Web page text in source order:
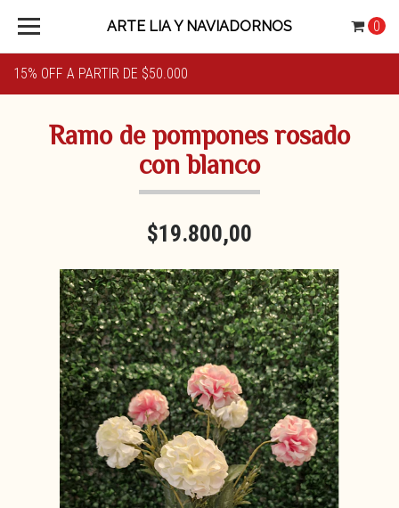
15% OFF A PARTIR DE $50.000
ARTE LIA Y NAVIADORNOS 0
Ramo de pompones rosado
con blanco
$19.800,00